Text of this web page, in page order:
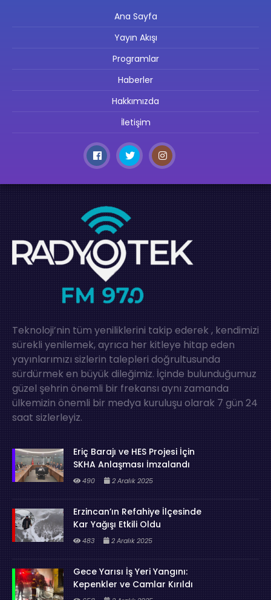
Ana Sayfa
Yayın Akışı
Programlar
Haberler
Hakkımızda
İletişim
Teknoloji’nin tüm yeniliklerini takip ederek , kendimizi
sürekli yenilemek, ayrıca her kitleye hitap eden
yayınlarımızı sizlerin talepleri doğrultusunda
sürdürmek en büyük dileğimiz. İçinde bulunduğumuz
güzel şehrin önemli bir frekansı aynı zamanda
ülkemizin önemli bir medya kuruluşu olarak 7 gün 24
saat sizlerleyiz.
Eriç Barajı ve HES Projesi İçin
SKHA Anlaşması İmzalandı
490 2 Aralık 2025
Erzincan’ın Refahiye İlçesinde
Kar Yağışı Etkili Oldu
483 2 Aralık 2025
Gece Yarısı İş Yeri Yangını:
Kepenkler ve Camlar Kırıldı